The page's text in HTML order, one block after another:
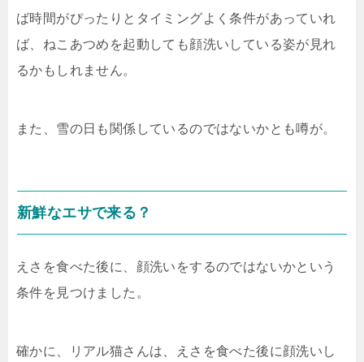
ば時間がぴったりとタイミングよく条件があっていれ
ば、ねこあつめを起動しても顔洗いしている姿が見れ
るかもしれません。
また、雪の日も関係しているのではないかとも噂が。
新鮮なエサで来る？
えさを食べた後に、顔洗いをするのではないかという
条件を見つけました。
確かに、リアル猫さんは、えさを食べた後に顔洗いし